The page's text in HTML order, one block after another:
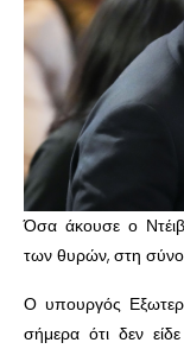
Όσα άκουσε ο
των θυρών, στη
Ο υπουργός
σήμερα ότι δεν